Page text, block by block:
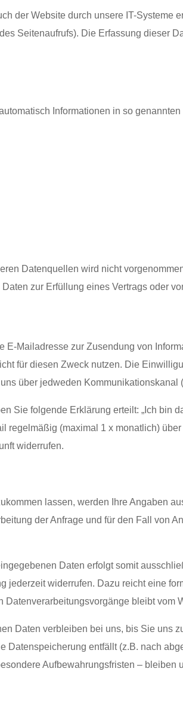
der Website durch unsere IT-Systeme
Seitenaufrufs). Die Erfassung dieser
Informationen in so
Datenquellen wird nicht
zur Erfüllung eines Vertrags oder
Mailadresse zur Zusendung von
für diesen Zweck nutzen. Die
über jedweden
Sie folgende Erklärung erteilt: „Ich bin
regelmäßig (maximal 1 x monatlich)
widerrufen.
lassen, werden Ihre Angaben
der Anfrage und für den Fall von
Daten erfolgt somit
jederzeit widerrufen. Dazu reicht eine
bleibt vom
Daten verbleiben bei uns, bis Sie uns
Datenspeicherung entfällt (z.B. nach
Aufbewahrungsfristen– bleiben